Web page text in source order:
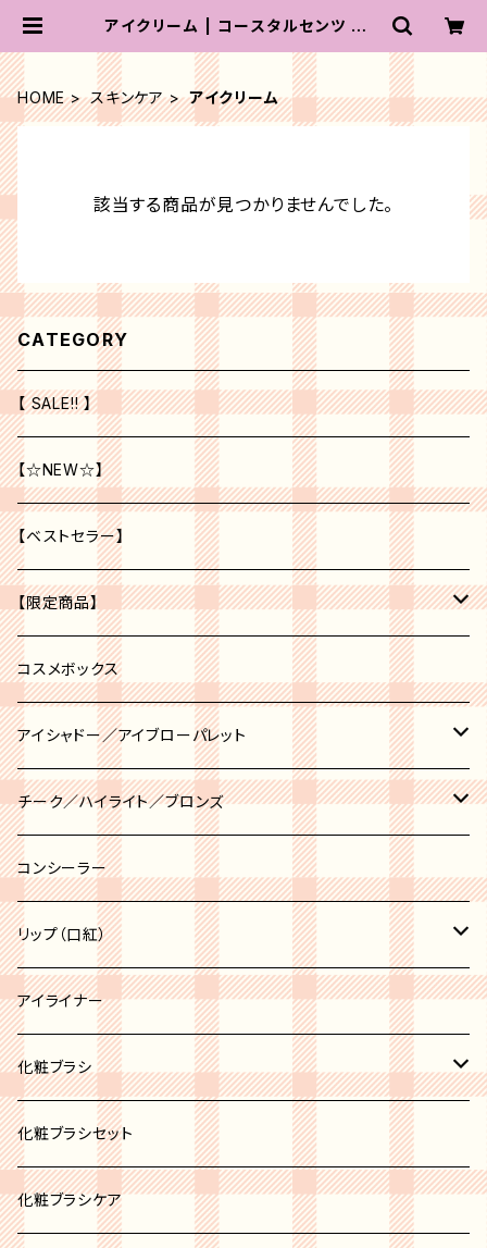
アイクリーム | コースタルセンツ ジャ
HOME スキンケア アイクリーム
該当する商品が見つかりませんでした。
CATEGORY
【 SALE!! 】
【☆NEW☆】
【ベストセラー】
【限定商品】
福袋
コスメボックス
アイシャドー／アイブローパレット
アイブロー
アイシャドー
チーク／ハイライト／ブロンズ
チーク
チークポット
ハイライト
ブロンズ
コンシーラー
リップ（口紅）
リップパレット
リップスティック
リップグロス
リップバーム
アイライナー
化粧ブラシ
ブラシセット
カブキブラシ
化粧ブラシセット
化粧ブラシケア